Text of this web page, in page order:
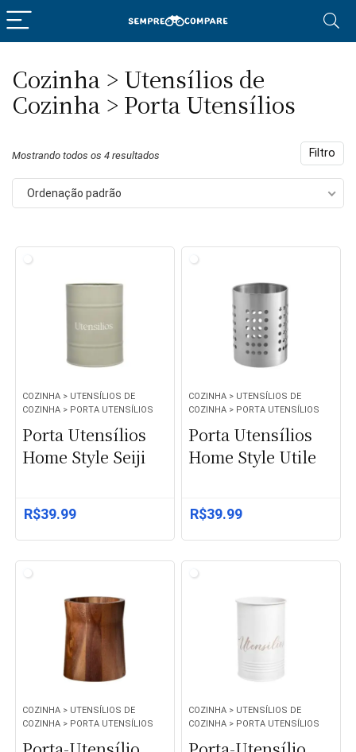
Cozinha > Utensílios de
Cozinha > Porta Utensílios
Filtro
Mostrando todos os 4 resultados
Ordenação padrão
COZINHA > UTENSÍLIOS DE
COZINHA > PORTA UTENSÍLIOS
Porta Utensílios
Home Style Seiji
R$39.99
COZINHA > UTENSÍLIOS DE
COZINHA > PORTA UTENSÍLIOS
Porta Utensílios
Home Style Utile
R$39.99
COZINHA > UTENSÍLIOS DE
COZINHA > PORTA UTENSÍLIOS
COZINHA > UTENSÍLIOS DE
COZINHA > PORTA UTENSÍLIOS